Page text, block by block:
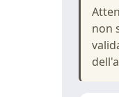
non